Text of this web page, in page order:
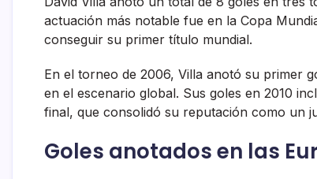
actuación más notable fue en la Copa
conseguir su primer título mundial.
En el torneo de 2006, Villa anotó su primer
en el escenario global. Sus goles en 2010
final, que consolidó su reputación como un
Goles anotados en las